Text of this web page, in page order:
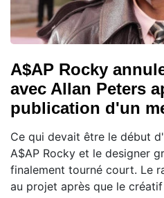
A$AP Rocky
avec Allan Peters
publication d'un
Ce qui devait être le début
A$AP Rocky et le designer
finalement tourné court. Le
au projet après que le